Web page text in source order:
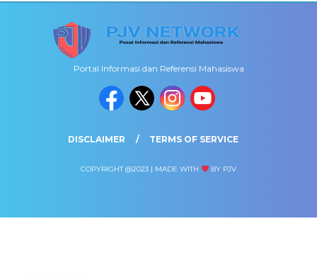
Portal Informasi dan Referensi Mahasiswa
DISCLAIMER TERMS OF SERVICE
COPYRIGHT @2023 | MADE WITH BY PJV